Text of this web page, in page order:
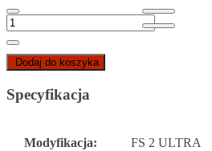
Dodaj do koszyka
Specyfikacja
Modyfikacja: FS 2 ULTRA